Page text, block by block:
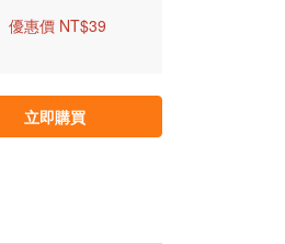
優惠價 NT$39
立即購買